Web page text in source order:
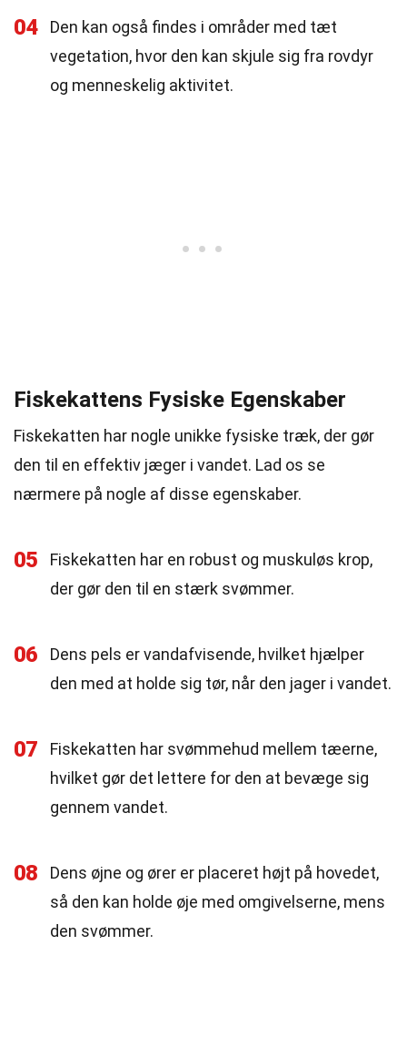
04
Den kan også findes i områder med tæt
vegetation, hvor den kan skjule sig fra rovdyr
og menneskelig aktivitet.
Fiskekattens Fysiske Egenskaber
Fiskekatten har nogle unikke fysiske træk, der gør
den til en effektiv jæger i vandet. Lad os se
nærmere på nogle af disse egenskaber.
05
Fiskekatten har en robust og muskuløs krop,
der gør den til en stærk svømmer.
06
Dens pels er vandafvisende, hvilket hjælper
den med at holde sig tør, når den jager i vandet.
07
Fiskekatten har svømmehud mellem tæerne,
hvilket gør det lettere for den at bevæge sig
gennem vandet.
08
Dens øjne og ører er placeret højt på hovedet,
så den kan holde øje med omgivelserne, mens
den svømmer.